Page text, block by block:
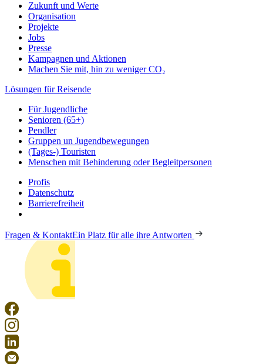
Zukunft und Werte
Organisation
Projekte
Jobs
Presse
Kampagnen und Aktionen
Machen Sie mit, hin zu weniger CO₂
Lösungen für Reisende
Für Jugendliche
Senioren (65+)
Pendler
Gruppen un Jugendbewegungen
(Tages-) Touristen
Menschen mit Behinderung oder Begleitpersonen
Profis
Datenschutz
Barrierefreiheit
Fragen & KontaktEin Platz für alle ihre Antworten